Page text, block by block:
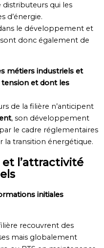
distributeurs qui les
d’énergie.
le développement et
sont donc également de
métiers industriels et
tension et dont les
de la filière n’anticipent
, son développement
le cadre réglementaires
la transition énergétique.
l’attractivité
initiales
recouvrent des
mais globalement